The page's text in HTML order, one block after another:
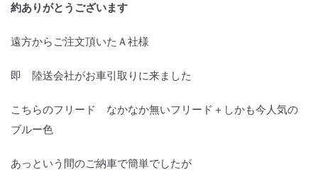
約ありがとうございます
遠方からご注文頂いたＡ社様
即 陸送会社がお車引取りに来ました
こちらのフリード なかなか無いフリード＋しかも今人気の
ブルー色
あっという間のご納車で簡単でしたが